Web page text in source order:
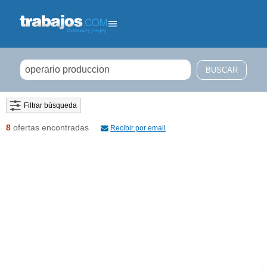
Filtrar búsqueda
8 ofertas encontradas Recibir por email